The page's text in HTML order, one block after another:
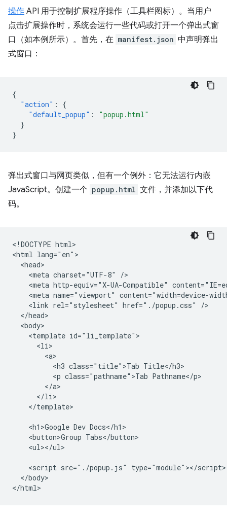
操作 API 用于控制扩展程序操作（工具栏图标）。当用户
点击扩展操作时，系统会运行一些代码或打开一个弹出式窗
口（如本例所示）。首先，在 manifest.json 中声明弹出
式窗口：
{
"action" :
{
"default_popup" :
"popup.html"
}
}
弹出式窗口与网页类似，但有一个例外：它无法运行内嵌
JavaScript。创建一个 popup.html 文件，并添加以下代
码。
<!DOCTYPE html>
<html lang="en">
  <head>
    <meta charset="UTF-8" />
<meta http-equiv="X-UA-Compatible"
<meta name="viewport" content="width=device-
    <link rel="stylesheet" href="./popup.css" />
  </head>
  <body>
    <template id="li_template">
      <li>
        <a>
          <h3 class="title">Tab Title</h3>
          <p class="pathname">Tab Pathname</p>
        </a>
      </li>
    </template>
    <h1>Google Dev Docs</h1>
    <button>Group Tabs</button>
    <ul></ul>
    <script src="./popup.js" type="module"></script>
  </body>